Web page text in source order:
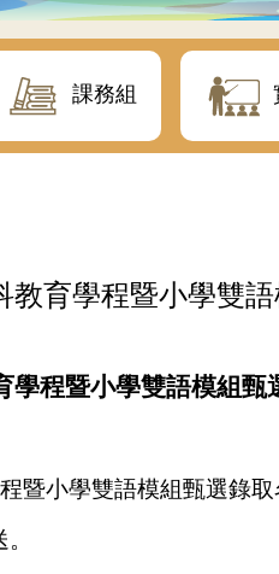
課務組
教育學程暨小學雙
學程暨小學雙語模組甄
暨小學雙語模組甄選錄取